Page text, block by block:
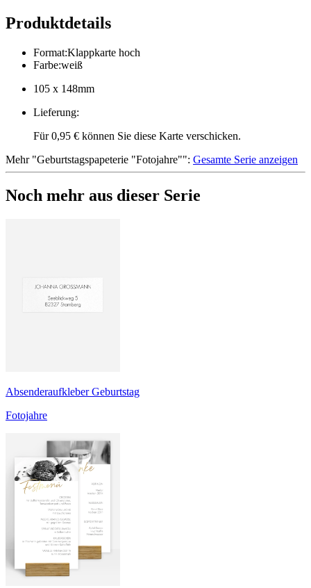
Produktdetails
Format:Klappkarte hoch
Farbe:weiß
105 x 148mm
Lieferung:
Für 0,95 € können Sie diese Karte verschicken.
Mehr"Geburtstagspapeterie "Fotojahre"": Gesamte Serie anzeigen
Noch mehr aus dieser Serie
Absenderaufkleber Geburtstag
Fotojahre